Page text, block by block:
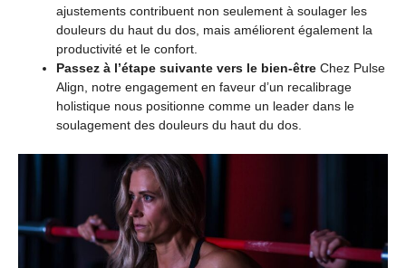
ajustements contribuent non seulement à soulager les
douleurs du haut du dos, mais améliorent également la
productivité et le confort.
Passez à l’étape suivante vers le bien-être Chez Pulse
Align, notre engagement en faveur d’un recalibrage
holistique nous positionne comme un leader dans le
soulagement des douleurs du haut du dos.